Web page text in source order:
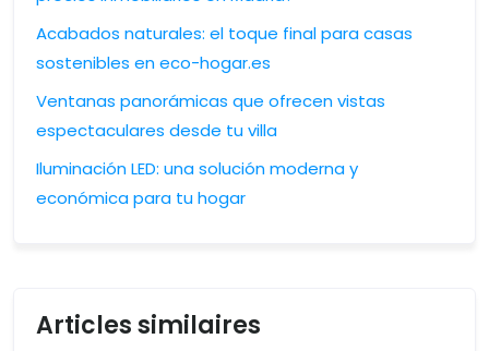
Acabados naturales: el toque final para casas
sostenibles en eco-hogar.es
Ventanas panorámicas que ofrecen vistas
espectaculares desde tu villa
Iluminación LED: una solución moderna y
económica para tu hogar
Articles similaires